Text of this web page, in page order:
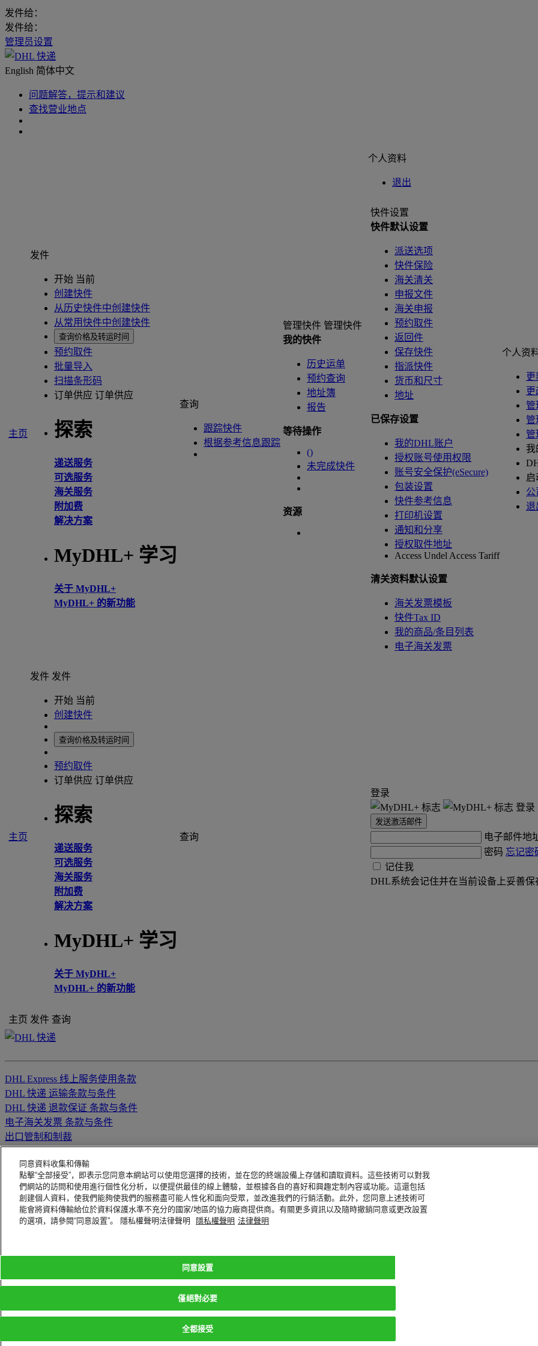
发件给：
发件给：
管理员设置
English 简体中文
问题解答，提示和建议
查找营业地点
个人资料
退出
主页
发件
开始 当前
创建快件
从历史快件中创建快件
从常用快件中创建快件
查询价格及转运时间
预约取件
批量导入
扫描条形码
订单供应 订单供应
探索
递送服务
可选服务
海关服务
附加费
解决方案
MyDHL+ 学习
关于 MyDHL+
MyDHL+ 的新功能
查询
跟踪快件
根据参考信息跟踪
管理快件 管理快件
我的快件
历史运单
预约查询
地址簿
报告
等待操作
()
未完成快件
资源
快件设置
快件默认设置
派送选项
快件保险
海关清关
申报文件
海关申报
预约取件
返回件
保存快件
指派快件
货币和尺寸
地址
已保存设置
我的DHL账户
授权账号使用权限
账号安全保护(eSecure)
包装设置
快件参考信息
打印机设置
通知和分享
授权取件地址
Access Undel Access Tariff
清关资料默认设置
海关发票模板
快件Tax ID
我的商品/条目列表
电子海关发票
个人资
管
管
我
启
公
退
主页
发件 发件
开始 当前
创建快件
查询价格及转运时间
预约取件
订单供应 订单供应
探索
递送服务
可选服务
海关服务
附加费
解决方案
MyDHL+ 学习
关于 MyDHL+
MyDHL+ 的新功能
查询
登录
登录
发送激活邮件
电子邮件地
密码 忘记密
记住我
DHL系统会记住并在当前设备上妥善保
主页 发件 查询
DHL Express 线上服务使用条款
DHL 快递 运输条款与条件
DHL 快递 退款保证 条款与条件
电子海关发票 条款与条件
出口管制和制裁
联系支持部门
问题解答，提示和建议
常见问题
联系我们
查找营业地点
条款与条件
隐私声明
防欺诈意识
职业
同意設置 2026 © DHL Group - All rights reserved
同意資料收集和傳輸
點擊“全部接受”，即表示您同意本網站可以使用您選擇的技術，並在您的終端設備上存儲和讀取資料。這些技術可以對我
們網站的訪問和使用進行個性化分析，以便提供最佳的線上體驗，並根據各自的喜好和興趣定制內容或功能。這還包括
創建個人資料，使我們能夠使我們的服務盡可能人性化和面向受眾，並改進我們的行銷活動。此外，您同意上述技術可
能會將資料傳輸給位於資料保護水準不充分的國家/地區的協力廠商提供商。有關更多資訊以及隨時撤銷同意或更改設置
的選項，請參閱“同意設置”。 隱私權聲明法律聲明
隱私權聲明 法律聲明
同意設置
僅絕對必要
全都接受